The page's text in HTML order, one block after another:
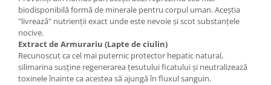
biodisponibilă formă de minerale pentru corpul uman. Aceștia
"livrează" nutrienții exact unde este nevoie și scot substanțele
nocive.
Extract de Armurariu (Lapte de ciulin)
Recunoscut ca cel mai puternic protector hepatic natural,
silimarina susține regenerarea țesutului ficatului și neutralizează
toxinele înainte ca acestea să ajungă în fluxul sanguin.